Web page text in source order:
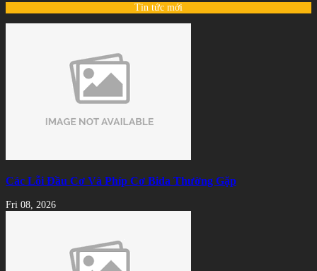
Tin tức mới
Các Lỗi Đầu Cơ Và Phíp Cơ Bida Thường Gặp
Fri 08, 2026